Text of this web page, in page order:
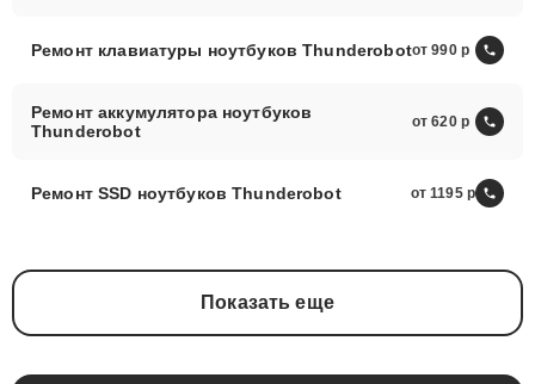
Ремонт клавиатуры ноутбуков Thunderobotот 990
Ремонт аккумулятора ноутбуков
Thunderobot
от 620
Ремонт SSD ноутбуков Thunderobot от 1195
Показать еще